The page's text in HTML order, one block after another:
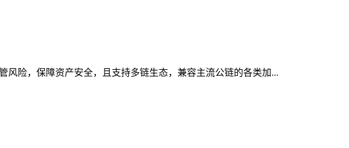
风险，保障资产安全，且支持多链生态，兼容主流公链的各类加...